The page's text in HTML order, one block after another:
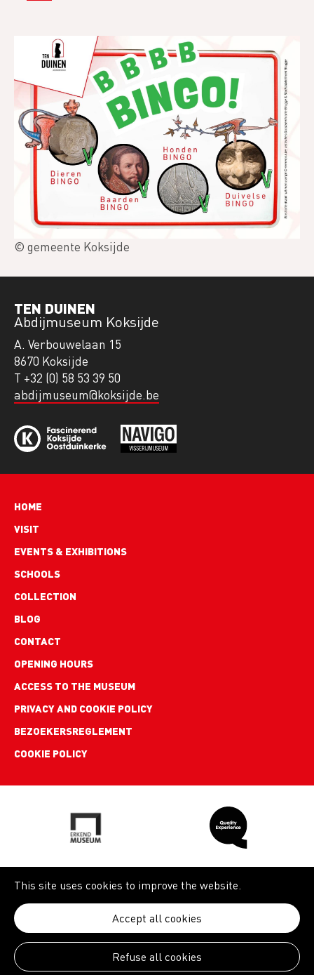
© gemeente Koksijde
TEN DUINEN
Abdijmuseum Koksijde
A. Verbouwelaan 15
8670 Koksijde
T +32 (0) 58 53 39 50
abdijmuseum@koksijde.be
Hoofdnavigatie
HOME
VISIT
EVENTS & EXHIBITIONS
SCHOOLS
COLLECTION
BLOG
Footer
links
CONTACT
OPENING HOURS
ACCESS TO THE MUSEUM
PRIVACY AND COOKIE POLICY
BEZOEKERSREGLEMENT
COOKIE POLICY
This site uses cookies to improve the website.
Refuse all cookies
Accept all cookies